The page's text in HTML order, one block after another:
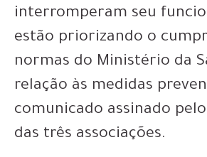
interromperam seu
estão priorizando o
normas do Ministério da
relação às medidas
comunicado assinado
das três associações.